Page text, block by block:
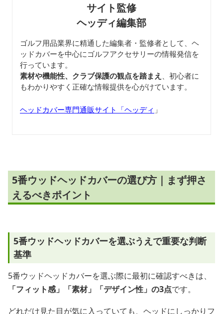
サイト監修
ヘッディ編集部
ゴルフ用品業界に精通した編集者・監修者として、ヘ
ッドカバーを中心にゴルフアクセサリーの情報発信を
行っています。
素材や機能性、クラブ保護の観点を踏まえ
、初心者に
もわかりやすく正確な情報提供を心がけています。
ヘッドカバー専門通販サイト「ヘッディ 」
5番ウッドヘッドカバーの選び方｜まず押さ
えるべきポイント
5番ウッドヘッドカバーを選ぶうえで重要な判断
基準
5番ウッドヘッドカバーを選ぶ際に最初に確認すべきは、
「フィット感」「素材」「デザイン性」の3点です。
どれだけ見た目が気に入っていても、ヘッドにしっかりフ